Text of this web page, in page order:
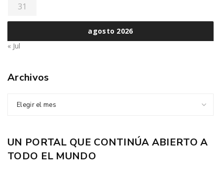
agosto 2026
31
« Jul
Archivos
Elegir el mes
UN PORTAL QUE CONTINÚA ABIERTO A
TODO EL MUNDO